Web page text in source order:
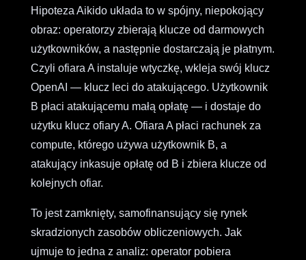
Hipoteza Aikido układa to w spójny, niepokojący
obraz: operatorzy zbierają klucze od darmowych
użytkowników, a następnie dostarczają je płatnym.
Czyli ofiara A instaluje wtyczkę, wkleja swój klucz
OpenAI — klucz leci do atakującego. Użytkownik
B płaci atakującemu małą opłatę — i dostaje do
użytku klucz ofiary A. Ofiara A płaci rachunek za
compute, którego używa użytkownik B, a
atakujący inkasuje opłatę od B i zbiera klucze od
kolejnych ofiar.
To jest zamknięty, samofinansujący się rynek
skradzionych zasobów obliczeniowych. Jak
ujmuje to jedna z analiz: operator pobiera